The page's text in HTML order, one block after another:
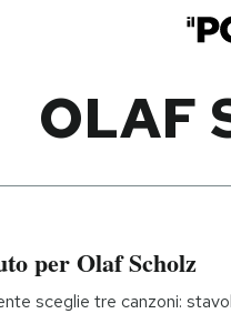
OLAF
per Olaf Scholz
sceglie tre canzoni: